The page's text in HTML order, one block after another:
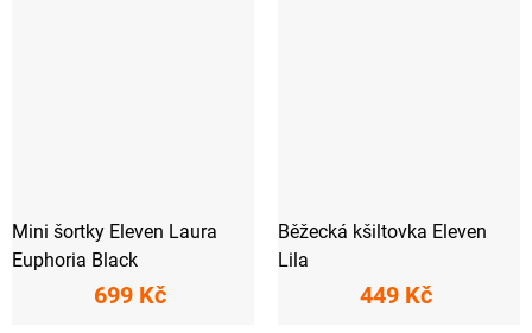
Mini šortky Eleven Laura
Euphoria Black
699 Kč
Běžecká kšiltovka Eleven
Lila
449 Kč